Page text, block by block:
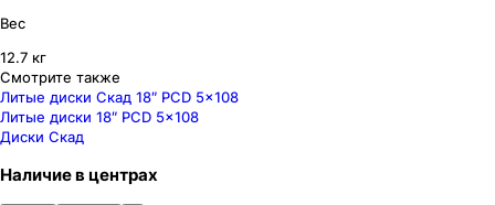
Вес
12.7 кг
Смотрите также
Литые диски Скад 18″ PCD 5x108
Литые диски 18″ PCD 5x108
Диски Скад
Наличиев центрах